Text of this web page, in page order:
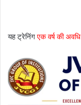
यह ट्रेनिंगएक वर्ष की अवधि